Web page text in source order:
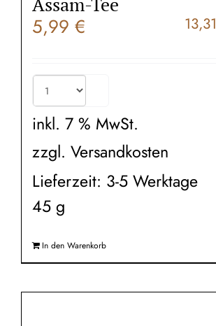
5,99 € 13,31
inkl. 7 % MwSt.
zzgl. Versandkosten
Lieferzeit: 3-5 Werktage
45 g
In den Warenkorb